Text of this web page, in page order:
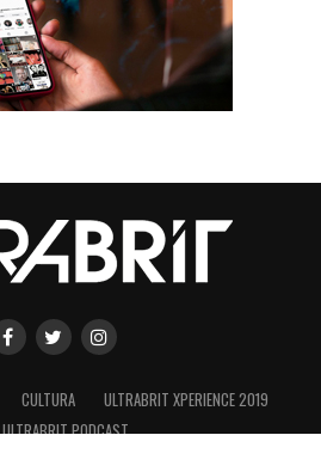
CULTURA
ULTRABRIT XPERIENCE 2019
ULTRABRIT PODCAST